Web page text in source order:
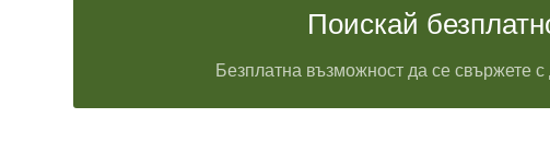
Поискай
Безплатна възможност да се свържете